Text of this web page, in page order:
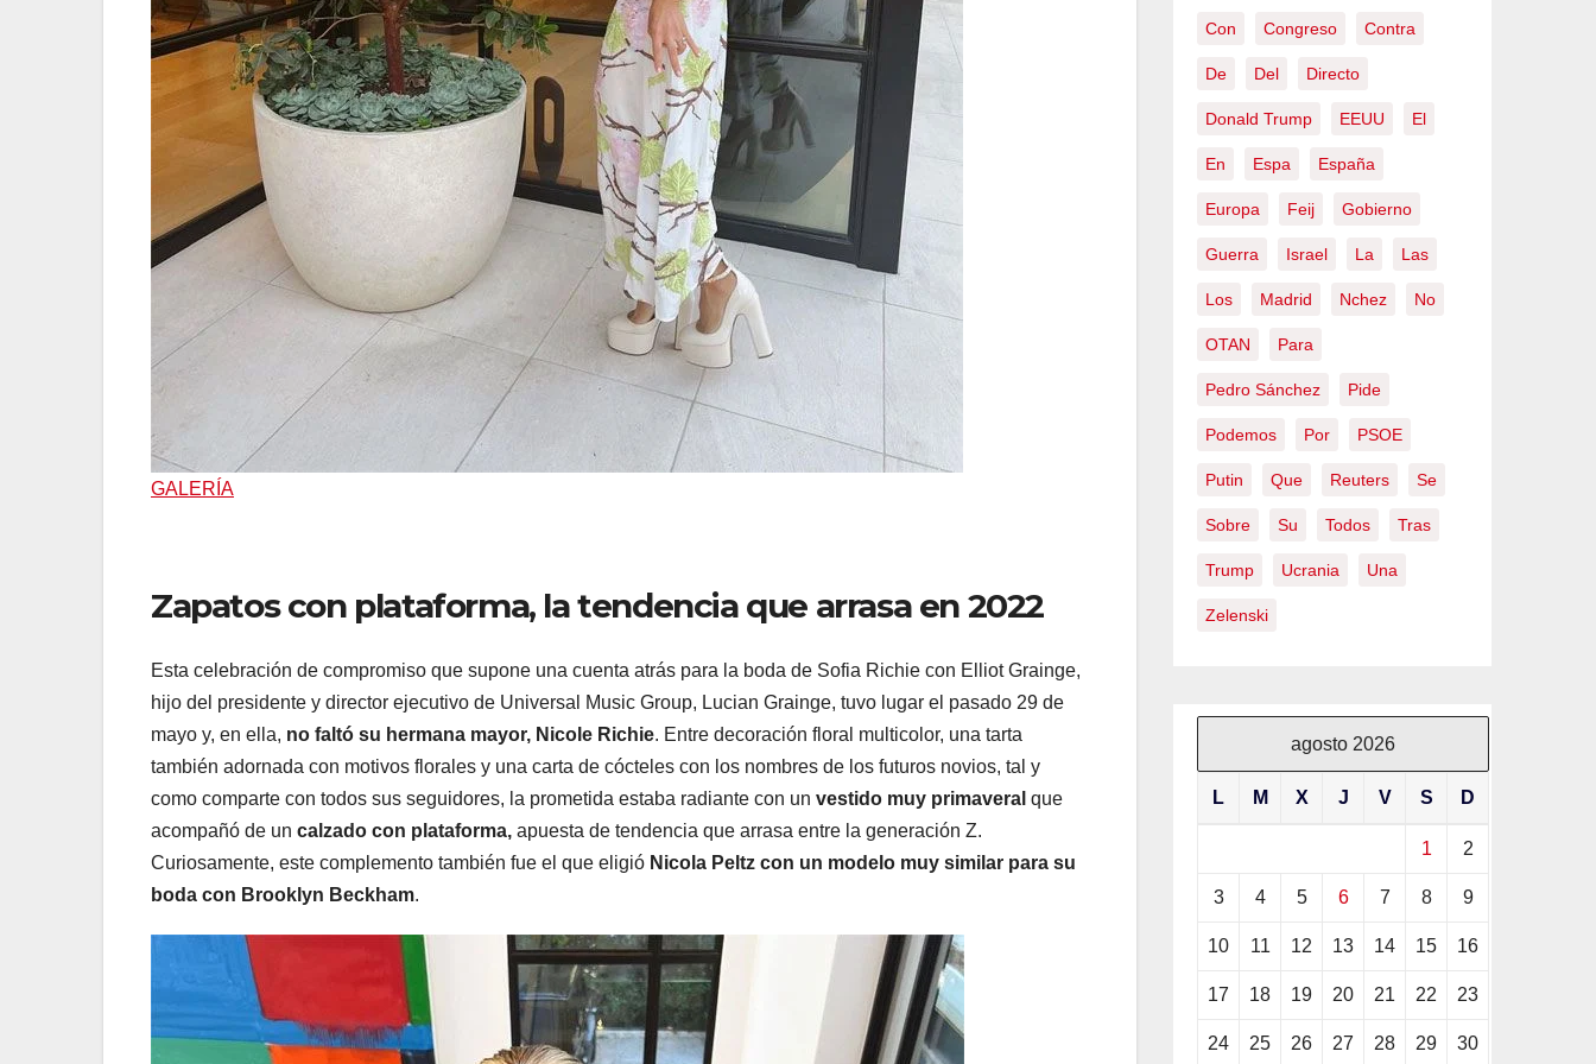
GALERÍA
Zapatos con plataforma, la tendencia que arrasa en 2022
Esta celebración de compromiso que supone una cuenta atrás para la boda de Sofia Richie con Elliot Grainge,
hijo del presidente y director ejecutivo de Universal Music Group, Lucian Grainge, tuvo lugar el pasado 29 de
mayo y, en ella, no faltó su hermana mayor, Nicole Richie. Entre decoración floral multicolor, una tarta
también adornada con motivos florales y una carta de cócteles con los nombres de los futuros novios, tal y
como comparte con todos sus seguidores, la prometida estaba radiante con un vestido muy primaveral que
acompañó de un calzado con plataforma, apuesta de tendencia que arrasa entre la generación Z.
Curiosamente, este complemento también fue el que eligió Nicola Peltz con un modelo muy similar para su
boda con Brooklyn Beckham.
Con Congreso Contra
De Del Directo
Donald Trump EEUU El
En Espa España
Europa Feij Gobierno
Guerra Israel La Las
Los Madrid Nchez No
OTAN Para
Pedro Sánchez Pide
Podemos Por PSOE
Putin Que Reuters Se
Sobre Su Todos Tras
Trump Ucrania Una
Zelenski
agosto 2026
L M X J V S D
1 2
3 4 5 6 7 8 9
10 11 12 13 14 15 16
17 18 19 20 21 22 23
24 25 26 27 28 29 30